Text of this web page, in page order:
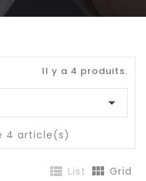
Il y a 4 produits.

4 article(s)
 Grid
 List